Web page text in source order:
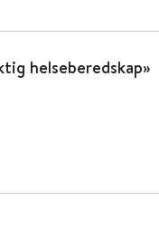
helseberedskap»